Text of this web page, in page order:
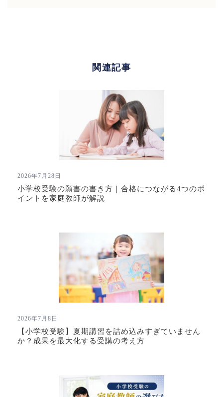
関連記事
2026年7月28日
小学校受験の願書の書き方｜合格につながる4つのポ
イントを家庭教師が解説
2026年7月8日
【小学校受験】夏期講習を詰め込みすぎていません
か？成果を最大化する受講の考え方